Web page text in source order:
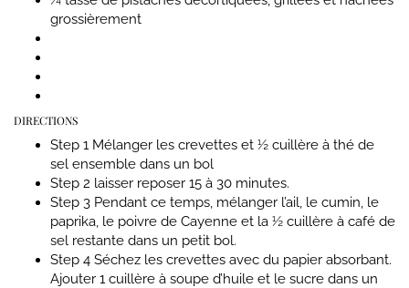
grossièrement
DIRECTIONS
Step 1 Mélanger les crevettes et ½ cuillère à thé de
sel ensemble dans un bol
Step 2 laisser reposer 15 à 30 minutes.
Step 3 Pendant ce temps, mélanger l’ail, le cumin, le
paprika, le poivre de Cayenne et la ½ cuillère à café de
sel restante dans un petit bol.
Step 4 Séchez les crevettes avec du papier absorbant.
Ajouter 1 cuillère à soupe d’huile et le sucre dans un